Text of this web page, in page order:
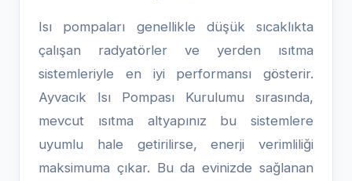
Isı pompaları genellikle düşük sıcaklıkta
çalışan radyatörler ve yerden ısıtma
sistemleriyle en iyi performansı gösterir.
Ayvacık Isı Pompası Kurulumu sırasında,
mevcut ısıtma altyapınız bu sistemlere
uyumlu hale getirilirse, enerji verimliliği
maksimuma çıkar. Bu da evinizde sağlanan